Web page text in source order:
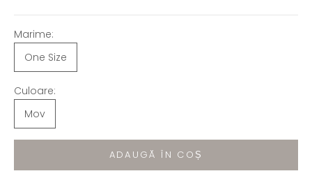
Marime:
One Size
Culoare:
Mov
ADAUGĂ ÎN COȘ